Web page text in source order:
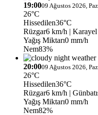
19:0009 Ağustos 2026,
26°C
Hissedilen36°C
Rüzgar6 km/h |
Yağış Miktarı0 mm/h
Nem83%
20:0009 Ağustos 2026,
26°C
Hissedilen36°C
Rüzgar6 km/h |
Yağış Miktarı0 mm/h
Nem82%